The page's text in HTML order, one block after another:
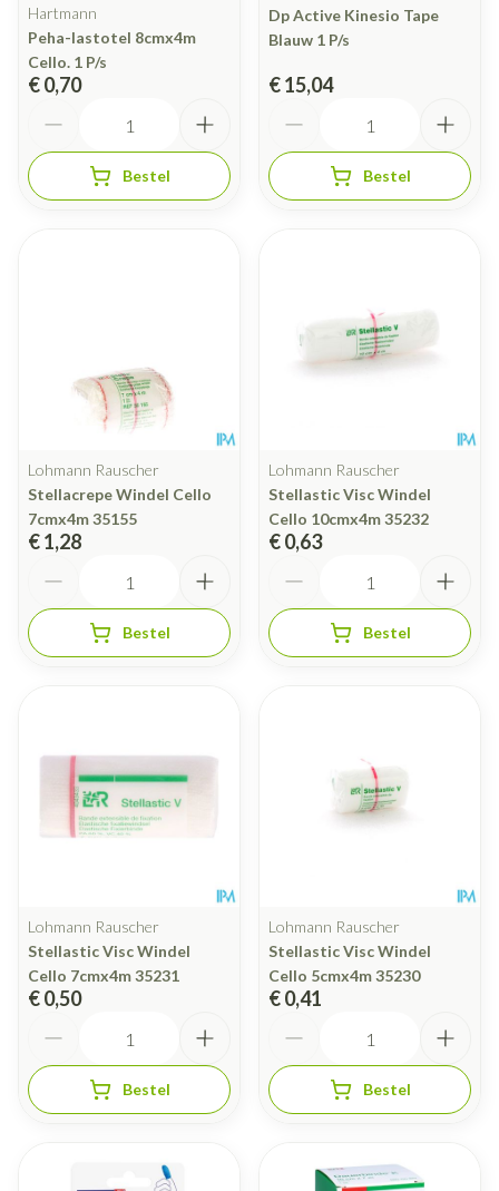
Hartmann
Peha-lastotel 8cmx4m
Cello. 1 P/s
€ 0,70
Bestel
Dp Active Kinesio Tape
Blauw 1 P/s
€ 15,04
Bestel
Lohmann Rauscher
Stellacrepe Windel Cello
7cmx4m 35155
€ 1,28
Bestel
Lohmann Rauscher
Stellastic Visc Windel
Cello 10cmx4m 35232
€ 0,63
Bestel
Lohmann Rauscher
Stellastic Visc Windel
Cello 7cmx4m 35231
€ 0,50
Bestel
Lohmann Rauscher
Stellastic Visc Windel
Cello 5cmx4m 35230
€ 0,41
Bestel